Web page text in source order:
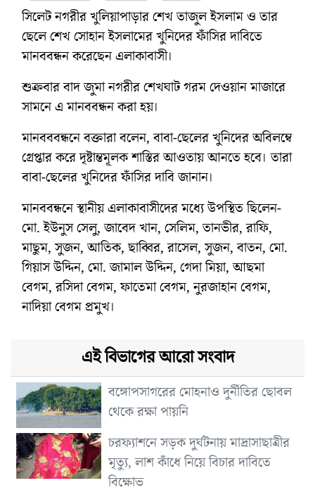
সিলেট নগরীর খুলিয়াপাড়ার শেখ তাজুল ইসলাম ও তার
ছেলে শেখ সোহান ইসলামের খুনিদের ফাঁসির দাবিতে
মানববন্ধন করেছেন এলাকাবাসী।
শুক্রবার বাদ জুমা নগরীর শেখঘাট গরম দেওয়ান মাজারে
সামনে এ মানববন্ধন করা হয়।
মানবববন্ধনে বক্তারা বলেন, বাবা-ছেলের খুনিদের অবিলম্বে
গ্রেপ্তার করে দৃষ্টান্তমূলক শাস্তির আওতায় আনতে হবে। তারা
বাবা-ছেলের খুনিদের ফাঁসির দাবি জানান।
মানববন্ধনে স্থানীয় এলাকাবাসীদের মধ্যে উপস্থিত ছিলেন-
মো. ইউনুস সেলু, জাবেদ খান, সেলিম, তানভীর, রাফি,
মাছুম, সুজন, আতিক, ছাব্বির, রাসেল, সুজন, বাতন, মো.
গিয়াস উদ্দিন, মো. জামাল উদ্দিন, গেদা মিয়া, আছমা
বেগম, রসিদা বেগম, ফাতেমা বেগম, নুরজাহান বেগম,
নাদিয়া বেগম প্রমুখ।
এই বিভাগের আরো সংবাদ
বঙ্গোপসাগরের মোহনাও দুর্নীতির ছোবল
থেকে রক্ষা পায়নি
চরফ্যাশনে সড়ক দুর্ঘটনায় মাদ্রাসাছাত্রীর
মৃত্যু, লাশ কাঁধে নিয়ে বিচার দাবিতে
বিক্ষোভ